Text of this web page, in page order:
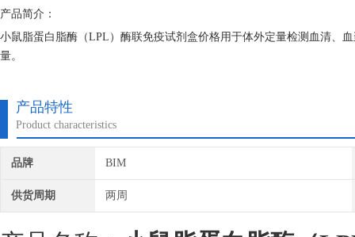
产品简介：
小鼠脂蛋白脂酶（LPL）酶联免疫试剂盒价格用于体外定量检测血清、
量。
产品特性
Product characteristics
品牌 BIM
供货周期 两周